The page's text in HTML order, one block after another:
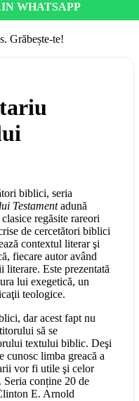
WHATSAPP
Grăbește-te!
biblici, seria
Testamentadună
regăsite rareori
de cercetători biblici
contextul literar şi
fiecare autor având
literare. Este prezentată
lui exegetică, un
teologice.
dar acest fapt nu
să se
textului biblic. Deşi
cunosc limba greacă a
vor fi utile şi celor
Seria conține 20 de
E. Arnold